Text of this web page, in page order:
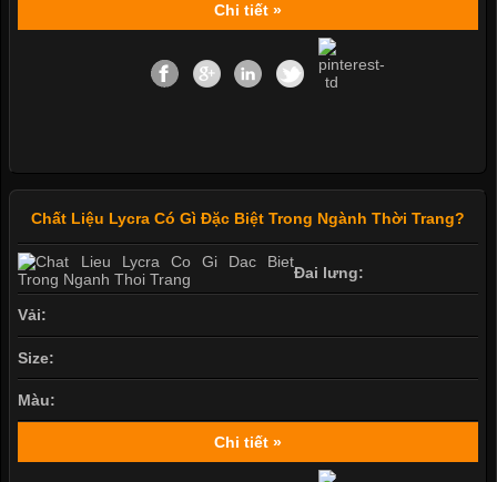
Chi tiết »
Chất Liệu Lycra Có Gì Đặc Biệt Trong Ngành Thời Trang?
Đai lưng:
Vải:
Size:
Màu:
Chi tiết »